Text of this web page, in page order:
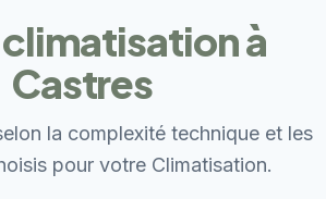
à
Castres
la complexité technique et les
pour votre Climatisation.